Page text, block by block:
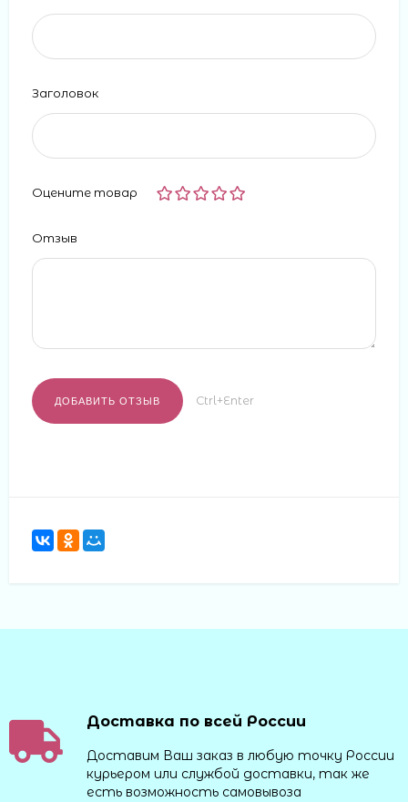
Заголовок
Оцените товар
Отзыв
Ctrl+Enter
Доставка по всей России
Доставим Ваш заказ в любую точку России
курьером или службой доставки, так же
есть возможность самовывоза